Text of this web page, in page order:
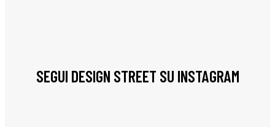
SEGUI DESIGN STREET SU INSTAGRAM